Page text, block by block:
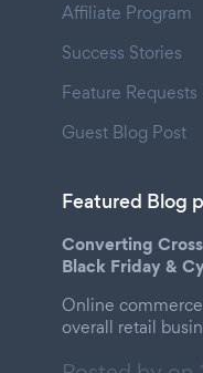
Affiliate Program
Success Stories
Feature Requests
Guest Blog Post
Featured Blog
Converting
Black Friday &
Online
overall retail